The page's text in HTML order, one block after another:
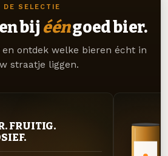
DE SELECTIE
bij ééngoed bier.
en ontdek welke bieren écht in
straatje liggen.
FRUITIG.